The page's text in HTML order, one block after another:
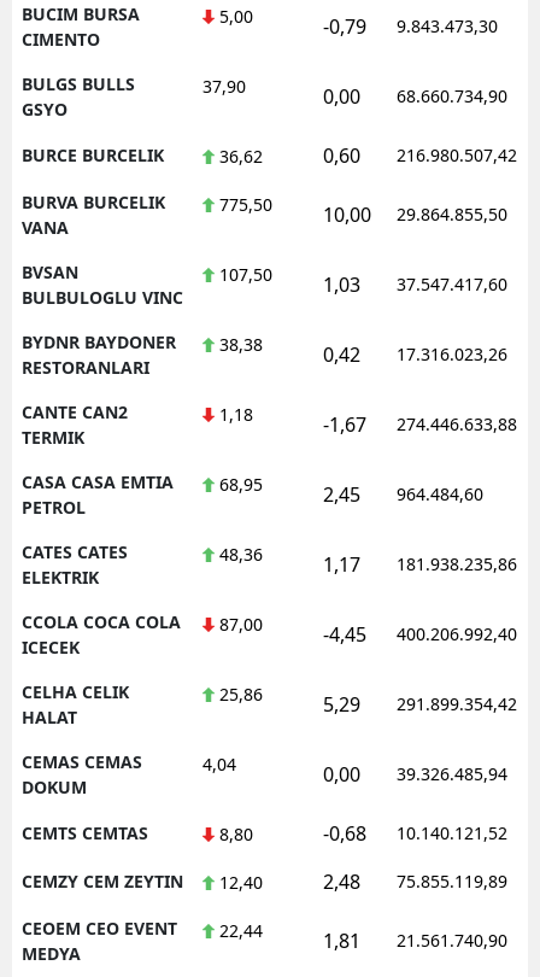
BUCIM BURSA
CIMENTO
5,00 -0,79 9.843.473,30
BULGS BULLS
GSYO
37,90 0,00 68.660.734,90
BURCE BURCELIK 36,62 0,60 216.980.507,42
BURVA BURCELIK
VANA
775,50 10,00 29.864.855,50
BVSAN
BULBULOGLU VINC
107,50 1,03 37.547.417,60
BYDNR BAYDONER
RESTORANLARI
38,38 0,42 17.316.023,26
CANTE CAN2
TERMIK
1,18 -1,67 274.446.633,88
CASA CASA EMTIA
PETROL
68,95 2,45 964.484,60
CATES CATES
ELEKTRIK
48,36 1,17 181.938.235,86
CCOLA COCA COLA
ICECEK
87,00 -4,45 400.206.992,40
CELHA CELIK
HALAT
25,86 5,29 291.899.354,42
CEMAS CEMAS
DOKUM
4,04 0,00 39.326.485,94
CEMTS CEMTAS 8,80 -0,68 10.140.121,52
CEMZY CEM ZEYTIN 12,40 2,48 75.855.119,89
CEOEM CEO EVENT
MEDYA
22,44 1,81 21.561.740,90